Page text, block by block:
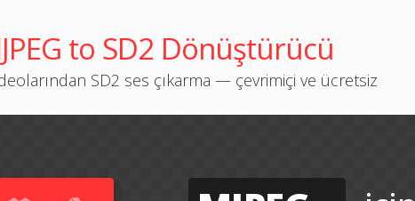
to SD2 Dönüştürücü
SD2 ses çıkarma — çevrimiçi ve ücretsiz